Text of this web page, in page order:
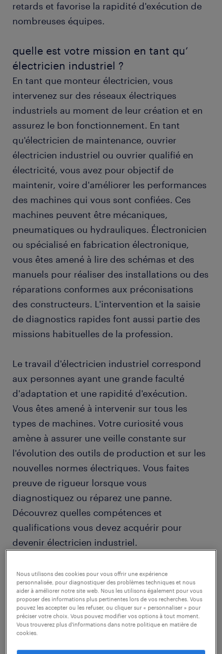
FAQs.
retards et favorise la rapidité d'exécution de
nombreuses équipes.
quelle est votre mission en tant qu’
électricien industriel ?
En tant que monteur électricien, vous
intervenez sur des réseaux électriques
industriels au moment de leur création et en
assurez le bon fonctionnement. En tant
qu'électricien de maintenance, ouvrier
électricien industriel ou ouvrier qualifié en
électricité, vous avez pour objectif de
maintenir, voire d'améliorer les performances
des machines qui vous sont confiées. Ces
machines peuvent être mécaniques,
pneumatiques ou hydrauliques. Électronicien
ou spécialisé en fabrication électronique,
vous êtes amené à lire des schémas et des
manuels pour réaliser des installations ou des
réparations conformes aux préconisations
des constructeurs. L'intervention et la saisie
de diagnostics rapides font aussi partie des
missions habituelles de la profession.
Le travail d'électricien industriel correspond
aux personnes ayant une grande faculté
d'adaptation et une rapidité d'exécution.
Vous êtes amené à intervenir sur tous les
types de machines. Votre curiosité vous
amène à assurer une veille constante sur
l'évolution des outils de production et sur les
nouvelles normes électriques. Vous faites
preuve de rigueur lorsque vous
diagnostiquez ou réparez une panne.
Découvrez quelles compétences et
qualifications vous devez acquérir pour
devenir électricien industriel.
découvrir nos offres
Nous utilisons des cookies pour vous offrir une expérience
personnalisée, pour diagnostiquer des problèmes techniques et nous
aider à améliorer notre site web. Nous les utilisons également pour vous
proposer des informations plus pertinentes lors de vos recherches. Vous
pouvez les accepter ou les refuser, ou cliquer sur « personnaliser » pour
préciser votre choix. Vous pouvez modifier vos options à tout moment.
Vous trouverez plus d'informations dans notre politique en matière de
cookies.